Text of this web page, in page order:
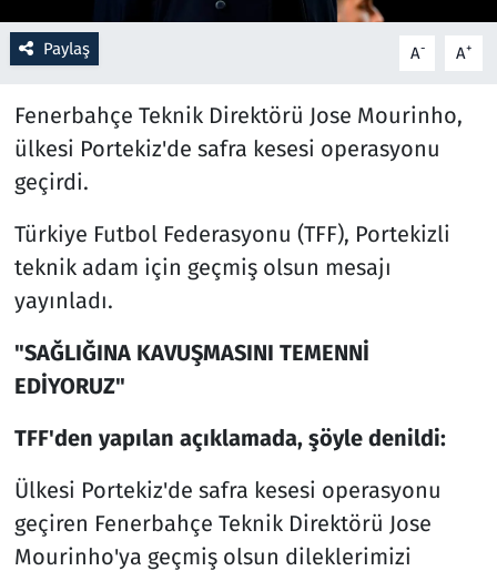
Paylaş A- A+
Fenerbahçe Teknik Direktörü Jose Mourinho,
ülkesi Portekiz'de safra kesesi operasyonu
geçirdi.
Türkiye Futbol Federasyonu (TFF), Portekizli
teknik adam için geçmiş olsun mesajı
yayınladı.
"SAĞLIĞINA KAVUŞMASINI TEMENNİ
EDİYORUZ"
TFF'den yapılan açıklamada, şöyle denildi:
Ülkesi Portekiz'de safra kesesi operasyonu
geçiren Fenerbahçe Teknik Direktörü Jose
Mourinho'ya geçmiş olsun dileklerimizi
Savunma Sanayi
Seçim 2023
Spor
Teknoloji ve Bilim
Televizyon